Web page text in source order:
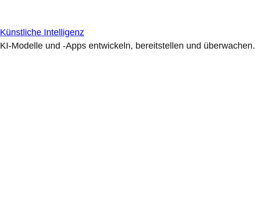
Künstliche Intelligenz
KI-Modelle und -Apps entwickeln, bereitstellen und überwachen.